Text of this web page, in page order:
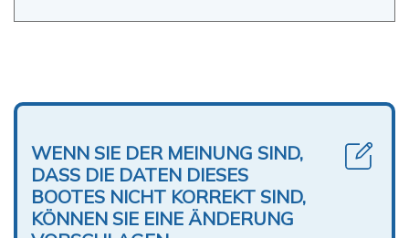
WENN SIE DER MEINUNG SIND,
DASS DIE DATEN DIESES
BOOTES NICHT KORREKT SIND,
KÖNNEN SIE EINE ÄNDERUNG